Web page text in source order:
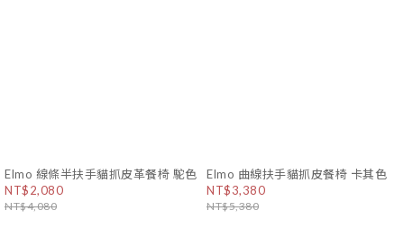
Elmo 線條半扶手貓抓皮革餐椅 駝色
NT$2,080
NT$4,080
Elmo 曲線扶手貓抓皮餐椅 卡其色
NT$3,380
NT$5,380